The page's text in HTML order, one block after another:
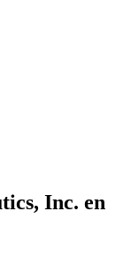
Inc. en